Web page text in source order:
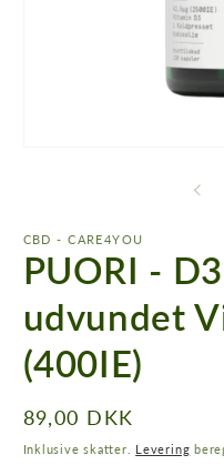
CBD - CARE4YOU
PUORI -
udvundet
(400IE)
Normalpris
89,00 DKK
Inklusive skatter. Levering